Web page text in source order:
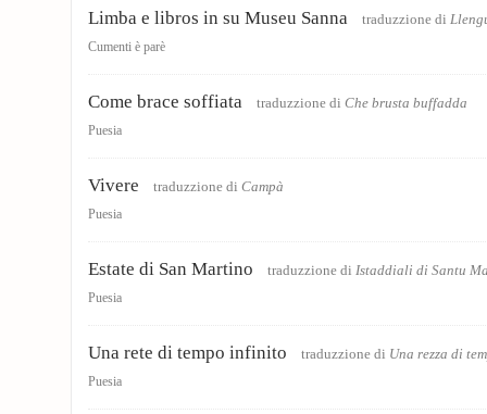
Limba e libros in su Museu Sanna traduzzione di
Cumenti è parè
Come brace soffiata traduzzione di Che brusta buffadda
Puesia
Vivere traduzzione di Campà
Puesia
Estate di San Martino traduzzione di Istaddiali di Santu
Puesia
Una rete di tempo infinito traduzzione di Una rezza di
Puesia